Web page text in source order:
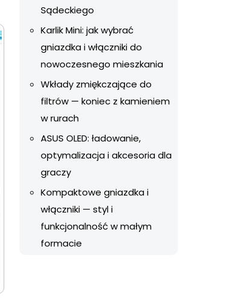
Sądeckiego
Karlik Mini: jak wybrać
gniazdka i włączniki do
nowoczesnego mieszkania
Wkłady zmiękczające do
filtrów — koniec z kamieniem
w rurach
ASUS OLED: ładowanie,
optymalizacja i akcesoria dla
graczy
Kompaktowe gniazdka i
włączniki — styl i
funkcjonalność w małym
formacie